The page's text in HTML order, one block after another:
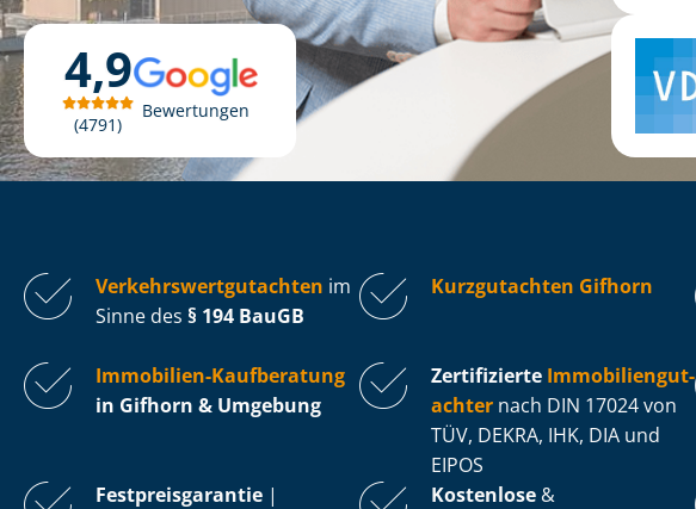
4,9
4791
Bewertungen
Ver­kehrs­wert­gut­ach­ten im
Sinne des § 194 BauGB
Kurzgutachten Gifhorn
Immobilien-Kaufberatung
in Gifhorn & Umgebung
Zertifizierte Im­mo­bi­li­en­gut­
ach­ter nach DIN 17024 von
TÜV, DEKRA, IHK, DIA und
EIPOS
Fest­preis­ga­ran­tie |
Kostenlose &